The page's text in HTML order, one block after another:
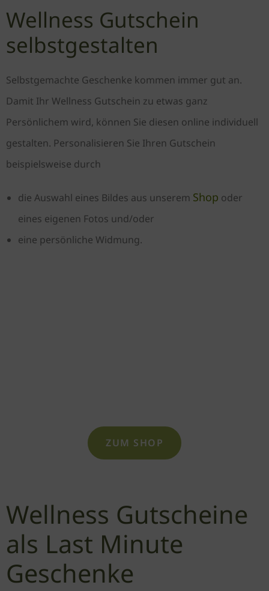
Wellness Gutschein
selbstgestalten
Selbstgemachte Geschenke kommen immer gut an.
Damit Ihr Wellness Gutschein zu etwas ganz
Persönlichem wird, können Sie diesen online individuell
gestalten. Personalisieren Sie Ihren Gutschein
beispielsweise durch
die Auswahl eines Bildes aus unserem Shop oder
eines eigenen Fotos und/oder
eine persönliche Widmung.
ZUM SHOP
Wellness Gutscheine
als Last Minute
Geschenke